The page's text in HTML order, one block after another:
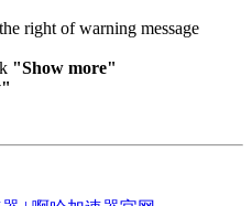
right of warning message
"Show more"